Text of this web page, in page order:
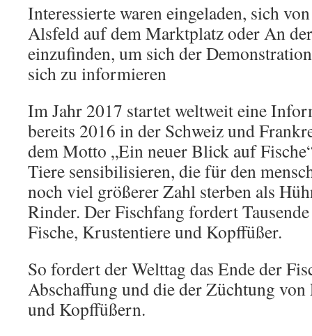
Interessierte waren eingeladen, sich
Alsfeld auf dem Marktplatz oder An
einzufinden, um sich der
sich zu informieren
Im Jahr 2017 startet weltweit eine
bereits 2016 in der Schweiz und
dem Motto „Ein neuer Blick auf
Tiere sensibilisieren, die für den
noch viel größerer Zahl sterben als
Rinder. Der Fischfang fordert
Fische, Krustentiere und Kopffüßer.
So fordert der Welttag das Ende der
Abschaffung und die der Züchtung
und Kopffüßern.